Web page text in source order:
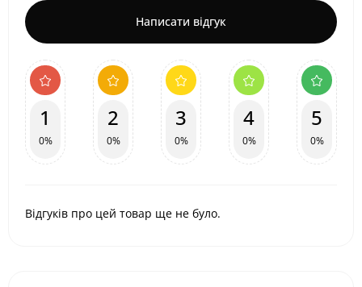
Написати відгук
1
0%
2
0%
3
0%
4
0%
5
0%
Відгуків про цей товар ще не було.